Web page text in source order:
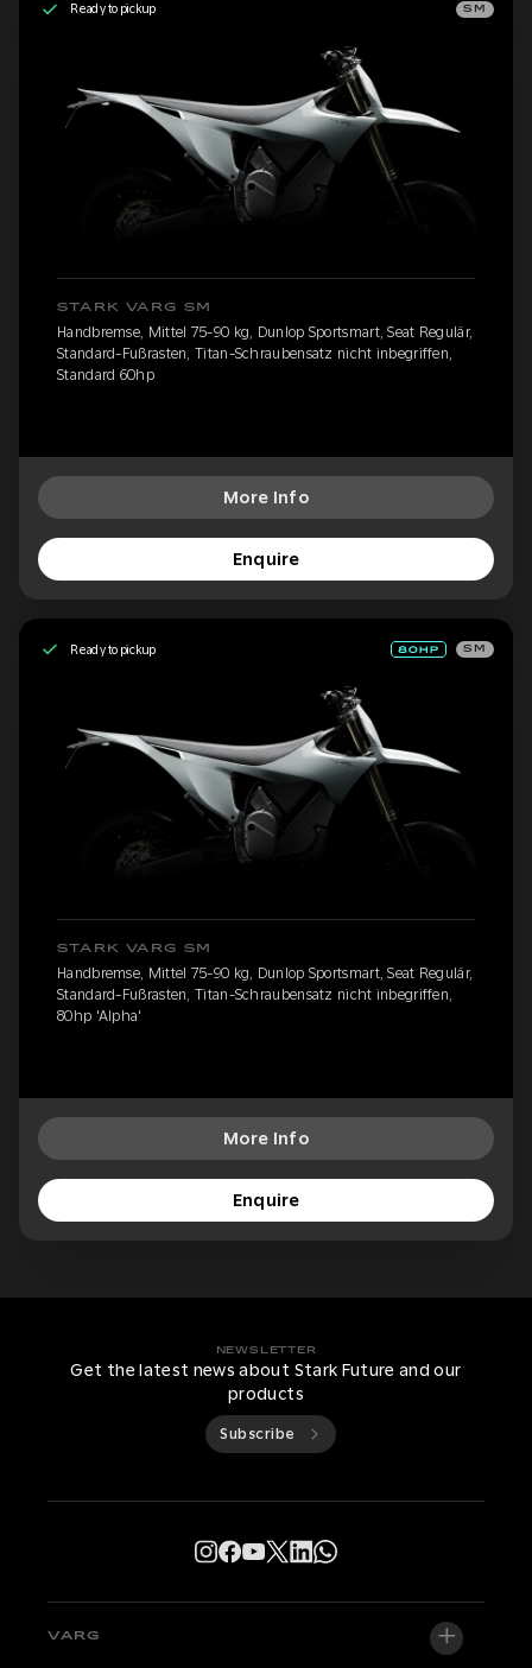
Ready to pickup SM
STARK VARG SM
Handbremse, Mittel 75-90 kg, Dunlop Sportsmart, Seat Regulär,
Standard-Fußrasten, Titan-Schraubensatz nicht inbegriffen,
Standard 60hp
More Info
Enquire
Ready to pickup SM
STARK VARG SM
Handbremse, Mittel 75-90 kg, Dunlop Sportsmart, Seat Regulär,
Standard-Fußrasten, Titan-Schraubensatz nicht inbegriffen,
80hp 'Alpha'
More Info
Enquire
NEWSLETTER
Get the latest news about Stark Future and our
products
Subscribe
VARG